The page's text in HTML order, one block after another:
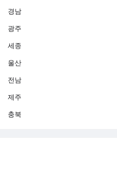
경남
광주
세종
울산
전남
제주
충북